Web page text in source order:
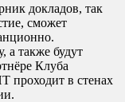
докладов, так
сможет
также будут
Клуба
проходит в стенах